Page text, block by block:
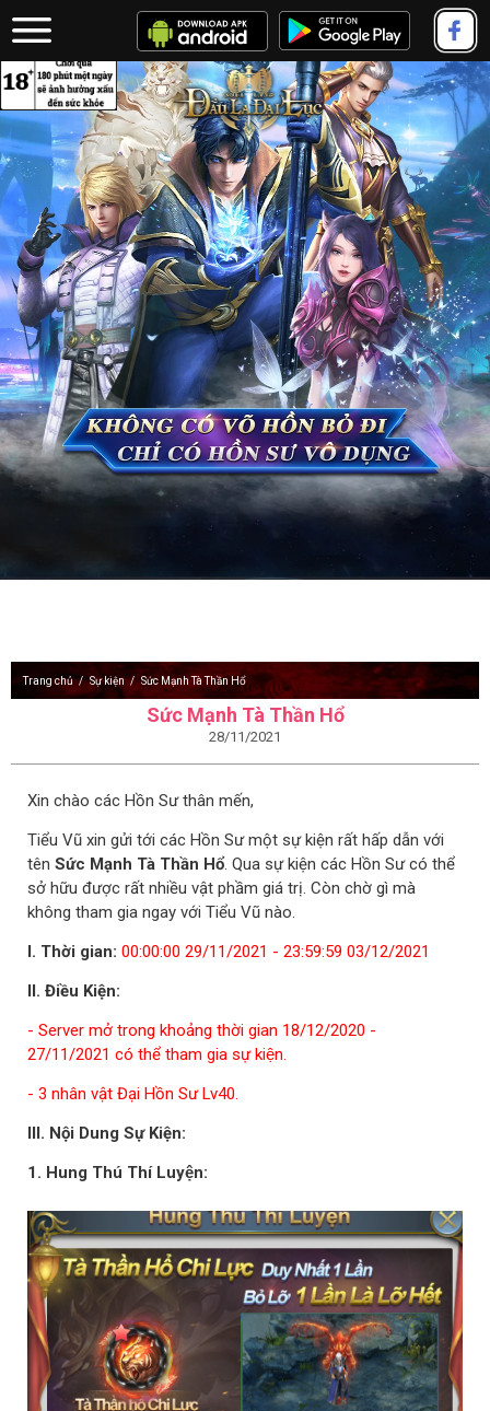
Trang chủ Sự kiện Sức Mạnh Tà Thần Hổ
Sức Mạnh Tà Thần Hổ
28/11/2021
Xin chào các Hồn Sư thân mến,
Tiểu Vũ xin gửi tới các Hồn Sư một sự kiện rất hấp dẫn với
tên Sức Mạnh Tà Thần Hổ. Qua sự kiện các Hồn Sư có thể
sở hữu được rất nhiều vật phầm giá trị. Còn chờ gì mà
không tham gia ngay với Tiểu Vũ nào.
I. Thời gian: 00:00:00 29/11/2021 - 23:59:59 03/12/2021
II. Điều Kiện:
- Server mở trong khoảng thời gian 18/12/2020 -
27/11/2021 có thể tham gia sự kiện.
- 3 nhân vật Đại Hồn Sư Lv40.
III. Nội Dung Sự Kiện:
1. Hung Thú Thí Luyện: